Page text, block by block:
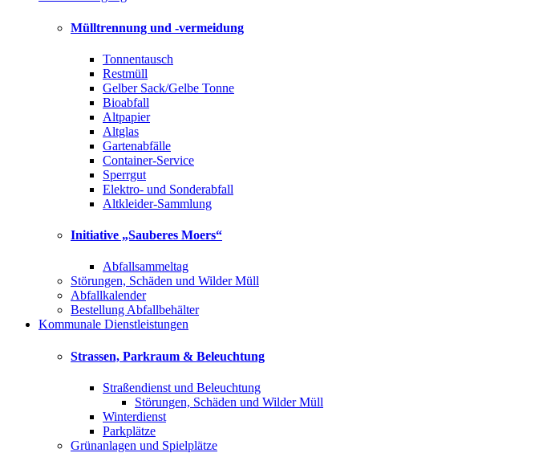
Mülltrennung und -vermeidung
Tonnentausch
Restmüll
Gelber Sack/Gelbe Tonne
Bioabfall
Altpapier
Altglas
Gartenabfälle
Container-Service
Sperrgut
Elektro- und Sonderabfall
Altkleider-Sammlung
Initiative „Sauberes Moers“
Abfallsammeltag
Störungen, Schäden und Wilder Müll
Abfallkalender
Bestellung Abfallbehälter
Kommunale Dienstleistungen
Strassen, Parkraum & Beleuchtung
Straßendienst und Beleuchtung
Störungen, Schäden und Wilder Müll
Winterdienst
Parkplätze
Grünanlagen und Spielplätze